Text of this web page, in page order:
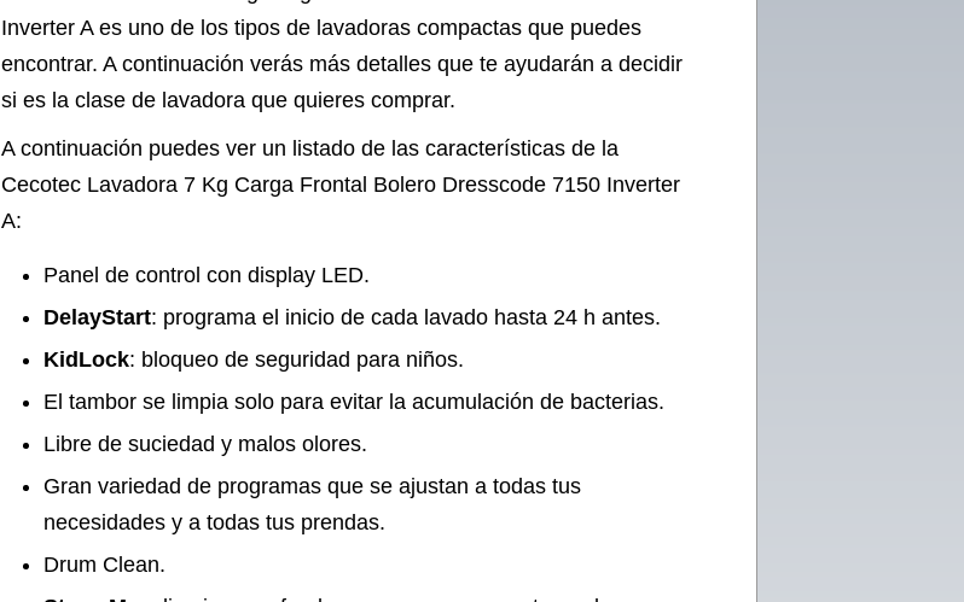
Inverter A es uno de los tipos de lavadoras compactas que puedes
encontrar. A continuación verás más detalles que te ayudarán a decidir
si es la clase de lavadora que quieres comprar.
A continuación puedes ver un listado de las características de la
Cecotec Lavadora 7 Kg Carga Frontal Bolero Dresscode 7150 Inverter
A:
Panel de control con display LED.
DelayStart: programa el inicio de cada lavado hasta 24 h antes.
KidLock: bloqueo de seguridad para niños.
El tambor se limpia solo para evitar la acumulación de bacterias.
Libre de suciedad y malos olores.
Gran variedad de programas que se ajustan a todas tus
necesidades y a todas tus prendas.
Drum Clean.